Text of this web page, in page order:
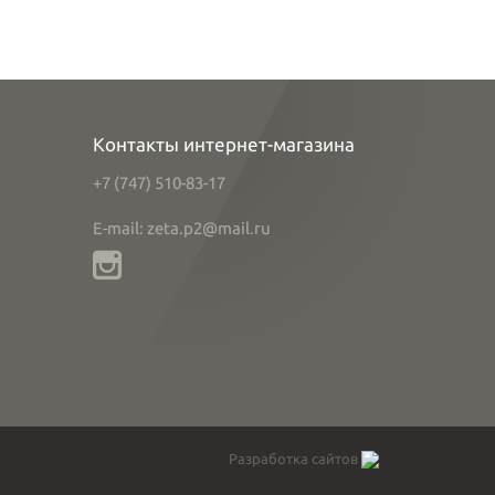
Контакты интернет-магазина
+7 (747) 510-83-17
E-mail: zeta.p2@mail.ru
Разработка сайтов